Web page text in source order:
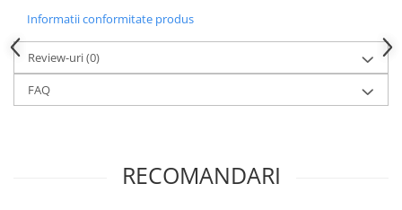
Informatii conformitate produs
Review-uri(0)
FAQ
RECOMANDARI